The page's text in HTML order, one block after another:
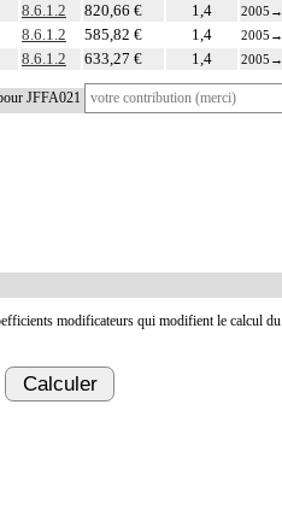
8.6.1.2 820,66 € 1,4 2005 →
8.6.1.2 585,82 € 1,4 2005 →
8.6.1.2 633,27 € 1,4 2005 →
JFFA021
modificateurs qui modifient le calcul du
Calculer